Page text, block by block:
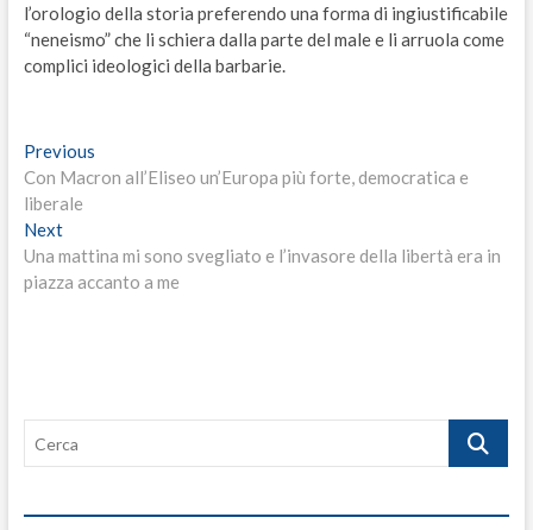
l’orologio della storia preferendo una forma di ingiustificabile
“neneismo” che li schiera dalla parte del male e li arruola come
complici ideologici della barbarie.
Navigazione
articoli
PreviousPrevious
post:
Con Macron all’Eliseo un’Europa più forte, democratica e
liberale
NextNext
post:
Una mattina mi sono svegliato e l’invasore della libertà era in
piazza accanto a me
Cerca